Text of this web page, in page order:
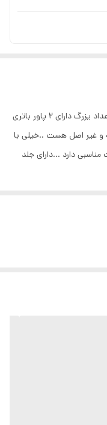
ماشین حساب جیبی طرح کاسیو با کیفیت و اعداد یزرگ دارای ۲ پاور باتری
و غیر اصل هست ..خیلی با
دارد ...دارای جلد